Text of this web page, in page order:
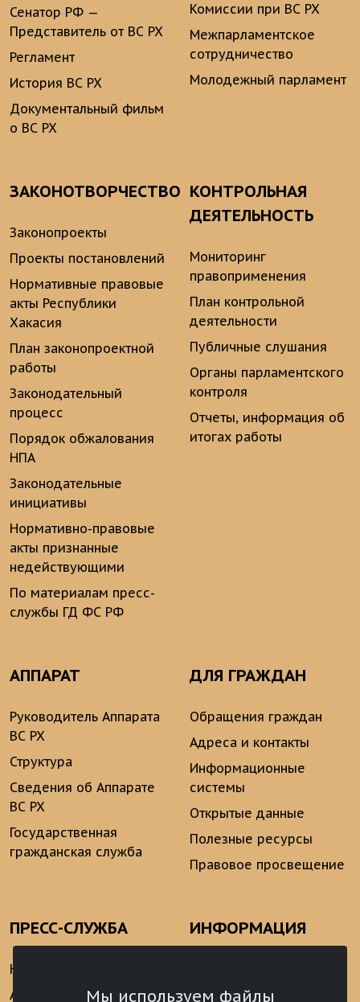
Мы используем файлы
Сенатор РФ —
Представитель от ВС РХ
Регламент
История ВС РХ
Документальный фильм
о ВС РХ
Комиссии при ВС РХ
Межпарламентское
сотрудничество
Молодежный парламент
ЗАКОНОТВОРЧЕСТВО
Законопроекты
Проекты постановлений
Нормативные правовые
акты Республики
Хакасия
План законопроектной
работы
Законодательный
процесс
Порядок обжалования
НПА
Законодательные
инициативы
Нормативно-правовые
акты признанные
недействующими
По материалам пресс-
службы ГД ФС РФ
КОНТРОЛЬНАЯ
ДЕЯТЕЛЬНОСТЬ
Мониторинг
правоприменения
План контрольной
деятельности
Публичные слушания
Органы парламентского
контроля
Отчеты, информация об
итогах работы
АППАРАТ
Руководитель Аппарата
ВС РХ
Структура
Сведения об Аппарате
ВС РХ
Государственная
гражданская служба
ДЛЯ ГРАЖДАН
Обращения граждан
Адреса и контакты
Информационные
системы
Открытые данные
Полезные ресурсы
Правовое просвещение
ПРЕСС-СЛУЖБА
Новости
Анонсы
ИНФОРМАЦИЯ
аналитические